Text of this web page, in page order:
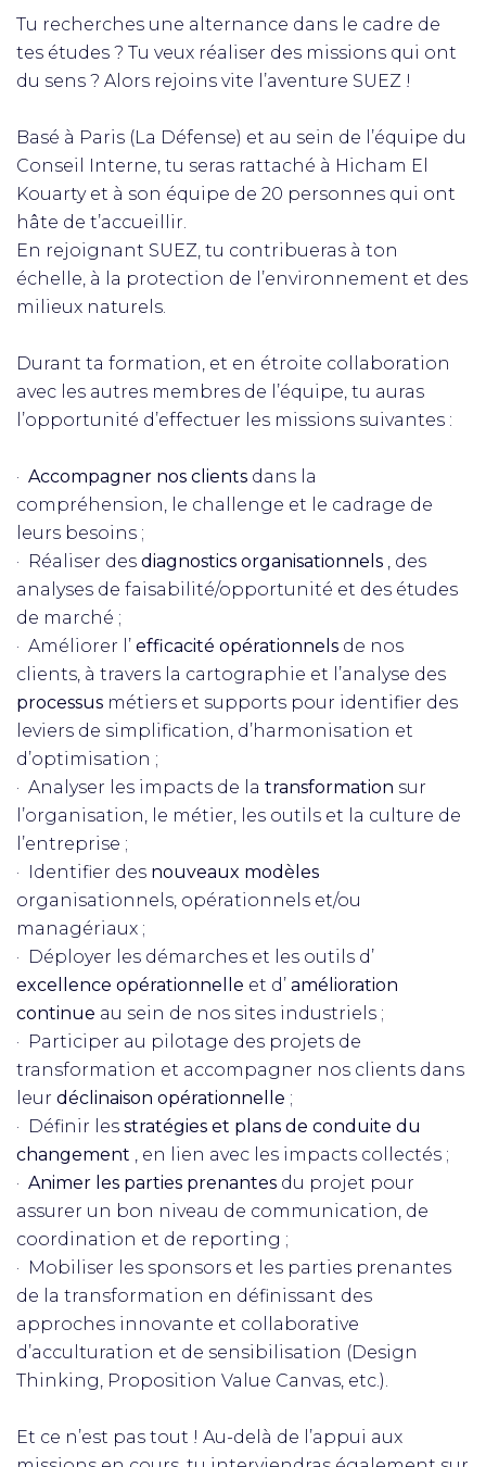
Tu recherches une alternance dans le cadre de
tes études ? Tu veux réaliser des missions qui ont
du sens ? Alors rejoins vite l’aventure SUEZ !
Basé à Paris (La Défense) et au sein de l’équipe du
Conseil Interne, tu seras rattaché à Hicham El
Kouarty et à son équipe de 20 personnes qui ont
hâte de t’accueillir.
En rejoignant SUEZ, tu contribueras à ton
échelle, à la protection de l’environnement et des
milieux naturels.
Durant ta formation, et en étroite collaboration
avec les autres membres de l’équipe, tu auras
l’opportunité d’effectuer les missions suivantes :
· Accompagner nos clients dans la
compréhension, le challenge et le cadrage de
leurs besoins ;
· Réaliser des diagnostics organisationnels , des
analyses de faisabilité/opportunité et des études
de marché ;
· Améliorer l’ efficacité opérationnels de nos
clients, à travers la cartographie et l’analyse des
processus métiers et supports pour identifier des
leviers de simplification, d’harmonisation et
d’optimisation ;
· Analyser les impacts de la transformation sur
l’organisation, le métier, les outils et la culture de
l’entreprise ;
· Identifier des nouveaux modèles
organisationnels, opérationnels et/ou
managériaux ;
· Déployer les démarches et les outils d’
excellence opérationnelle et d’ amélioration
continue au sein de nos sites industriels ;
· Participer au pilotage des projets de
transformation et accompagner nos clients dans
leur déclinaison opérationnelle ;
· Définir les stratégies et plans de conduite du
changement , en lien avec les impacts collectés ;
· Animer les parties prenantes du projet pour
assurer un bon niveau de communication, de
coordination et de reporting ;
· Mobiliser les sponsors et les parties prenantes
de la transformation en définissant des
approches innovante et collaborative
d’acculturation et de sensibilisation (Design
Thinking, Proposition Value Canvas, etc.).
Et ce n’est pas tout ! Au-delà de l’appui aux